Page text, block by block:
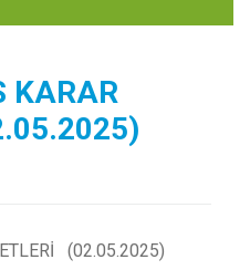
KARAR
(02.05.2025)